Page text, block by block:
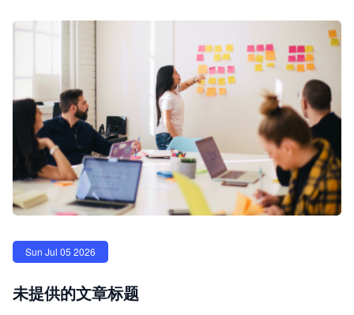
Sun Jul 05 2026
未提供的文章标题